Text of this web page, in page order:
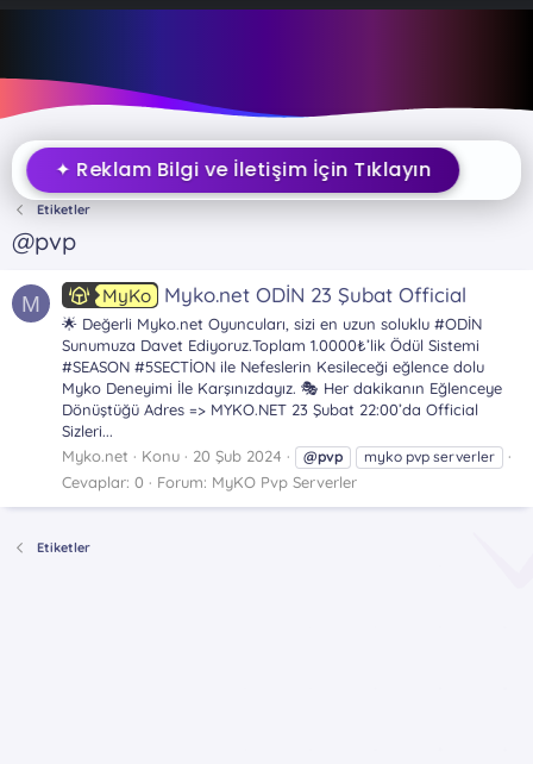
✦ Reklam Bilgi ve İletişim İçin Tıklayın
Etiketler
@pvp
M MyKo Myko.net ODİN 23 Şubat Official
🌟 Değerli Myko.net Oyuncuları, sizi en uzun soluklu #ODİN
Sunumuza Davet Ediyoruz.Toplam 1.0000₺’lik Ödül Sistemi
#SEASON #5SECTİON ile Nefeslerin Kesileceği eğlence dolu
Myko Deneyimi İle Karşınızdayız. 🎭 Her dakikanın Eğlenceye
Dönüştüğü Adres => MYKO.NET 23 Şubat 22:00’da Official
Sizleri...
Myko.net
Konu 20 Şub 2024 @pvp myko pvp serverler
Cevaplar: 0 Forum: MyKO Pvp Serverler
Etiketler